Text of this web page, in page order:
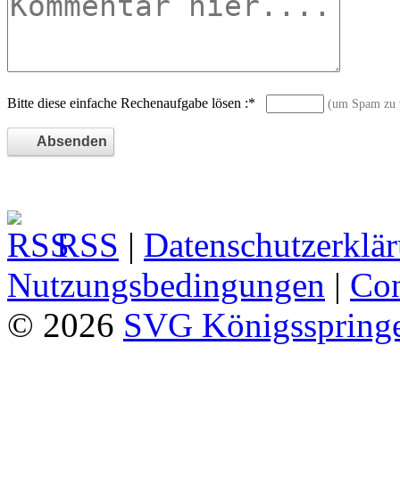
Bitte diese einfache Rechenaufgabe lösen :* (um Spam zu
RSS |
Nutzungsbedingungen |
© 2026 SVG